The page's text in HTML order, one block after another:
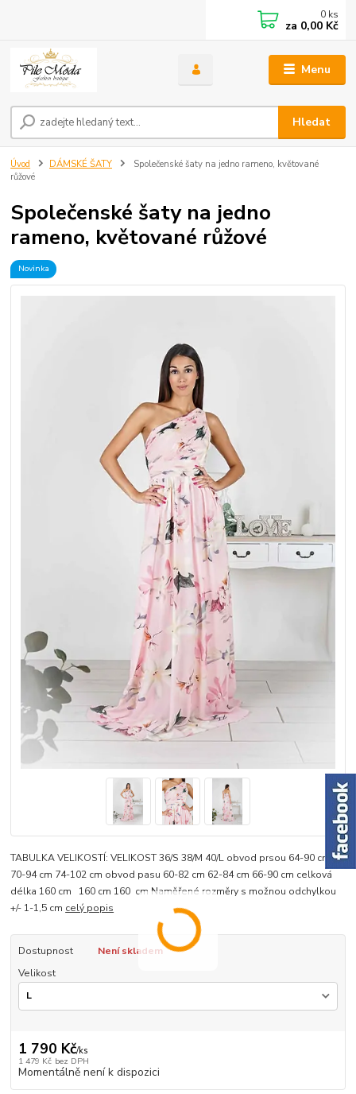
Menu
Hledat
0 ks
za 0,00 Kč
Úvod DÁMSKÉ ŠATY
Společenské šaty na jedno rameno, květované
růžové
Společenské šaty na jedno
rameno, květované růžové
Novinka
TABULKA VELIKOSTÍ: VELIKOST 36/S 38/M 40/L obvod prsou 64-90 cm
70-94 cm 74-102 cm obvod pasu 60-82 cm 62-84 cm 66-90 cm celková
délka 160 cm 160 cm 160 cm Naměřené rozměry s možnou odchylkou
+/- 1-1,5 cm celý popis
Dostupnost
Není skladem
Velikost
1 790 Kč/ks
1 479 Kč bez DPH
Momentálně není k dispozici